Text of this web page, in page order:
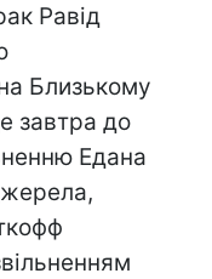
Равід
Близькому
завтра до
Едана